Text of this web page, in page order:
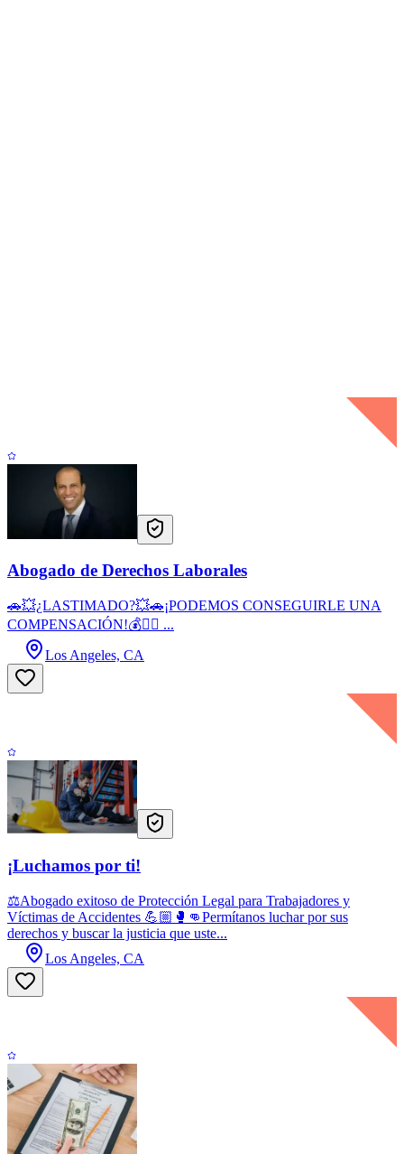
Abogado de Derechos Laborales
🚗💥¿LASTIMADO?💥🚗¡PODEMOS CONSEGUIRLE UNA
COMPENSACIÓN!💰👷‍♂️ ...
Los Angeles, CA
¡Luchamos por ti!
⚖️Abogado exitoso de Protección Legal para Trabajadores y
Víctimas de Accidentes 💪🏼🥊👊Permítanos luchar por sus
derechos y buscar la justicia que uste...
Los Angeles, CA